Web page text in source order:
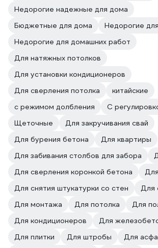
Недорогие надежные для дома
Бюджетные для дома
Недорогие
Недорогие для домашних работ
Для натяжных потолков
Для установки кондиционеров
Для сверления потолка
китайские
с режимом долбления
С
Щеточные
Для закручивания свай
Для бурения бетона
Для квартиры
Для забивания столбов для забора
Для сверления коронкой бетона
Для снятия штукатурки со стен
Для
Для монтажа
Для потолка
Для
Для кондиционеров
Для
Для плитки
Для штробы
Для